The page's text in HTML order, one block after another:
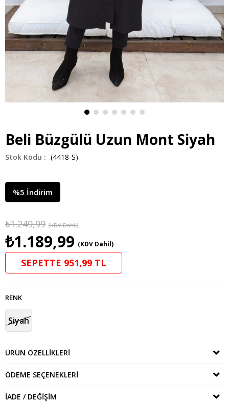
Beli Büzgülü Uzun Mont Siyah
(4418-S)
%5 İndirim
₺1.249,99 (KDV Dahil)
₺1.189,99 (KDV Dahil)
SEPETTE 951,99 TL
RENK
Siyah
ÜRÜN ÖZELLIKLERI
ÖDEME SEÇENEKLERI
İADE / DEĞIŞIM